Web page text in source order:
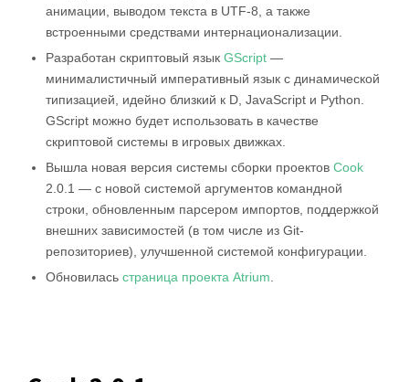
анимации, выводом текста в UTF-8, а также
встроенными средствами интернационализации.
Разработан скриптовый язык GScript —
минималистичный императивный язык с динамической
типизацией, идейно близкий к D, JavaScript и Python.
GScript можно будет использовать в качестве
скриптовой системы в игровых движках.
Вышла новая версия системы сборки проектов Cook
2.0.1 — с новой системой аргументов командной
строки, обновленным парсером импортов, поддержкой
внешних зависимостей (в том числе из Git-
репозиториев), улучшенной системой конфигурации.
Обновилась страница проекта Atrium